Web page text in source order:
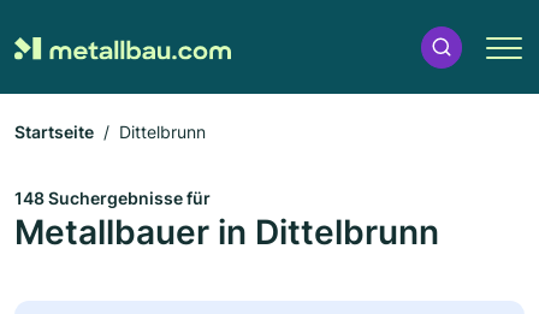
Startseite Dittelbrunn
148 Suchergebnisse für
Metallbauer in Dittelbrunn